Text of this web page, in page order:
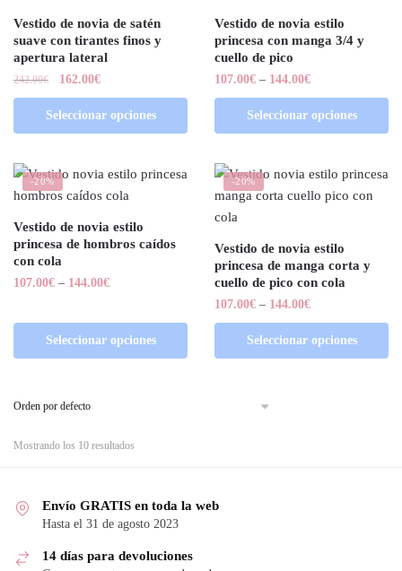
Vestido de novia de satén
suave con tirantes finos y
apertura lateral
242.00€ 162.00€
Seleccionar opciones
Vestido de novia estilo
princesa con manga 3/4 y
cuello de pico
107.00€ – 144.00€
Seleccionar opciones
-20%
Vestido de novia estilo
princesa de hombros caídos
con cola
107.00€ – 144.00€
Seleccionar opciones
-20%
Vestido de novia estilo
princesa de manga corta y
cuello de pico con cola
107.00€ – 144.00€
Seleccionar opciones
Mostrando los 10 resultados
Envío GRATIS en toda la web
Hasta el 31 de agosto 2023
14 días para devoluciones